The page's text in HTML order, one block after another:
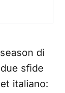
di
sfide
italiano: